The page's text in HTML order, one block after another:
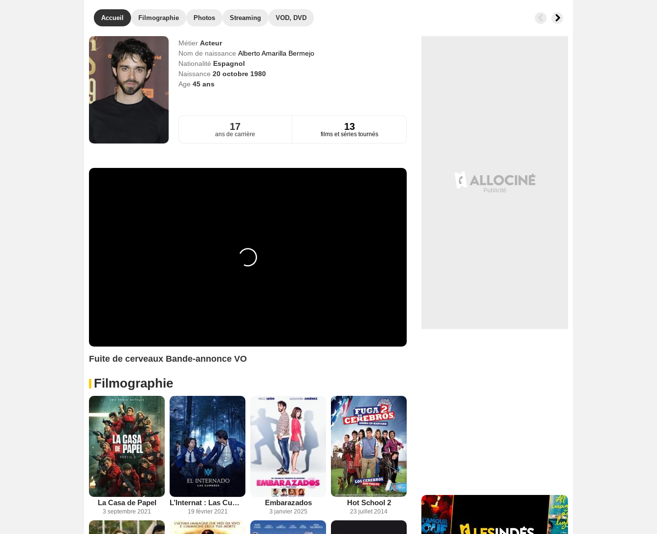
Accueil Filmographie Photos Streaming VOD, DVD
Métier Acteur
Nom de naissance Alberto Amarilla Bermejo
Nationalité Espagnol
Naissance 20 octobre 1980
Age 45ans
17
ans de carrière
13
films et séries tournés
Fuite de cerveaux Bande-annonce VO
Filmographie
La Casa de Papel
3 septembre 2021
L’Internat : Las Cumbres
19 février 2021
Embarazados
3 janvier 2025
Hot School 2
23 juillet 2014